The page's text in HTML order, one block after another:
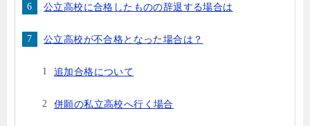
公立高校に合格したものの辞退する場合は
公立高校が不合格となった場合は？
追加合格について
併願の私立高校へ行く場合